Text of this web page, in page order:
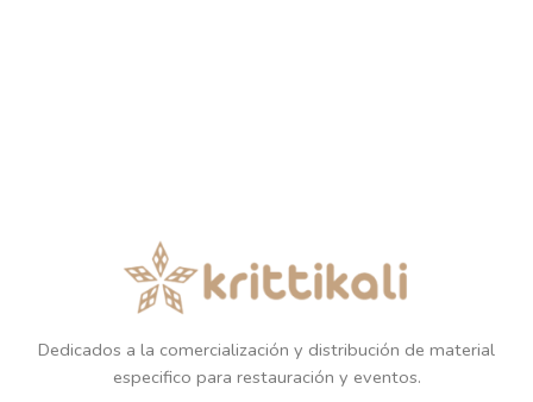
Dedicados a la comercialización y distribución de material
especifico para restauración y eventos.